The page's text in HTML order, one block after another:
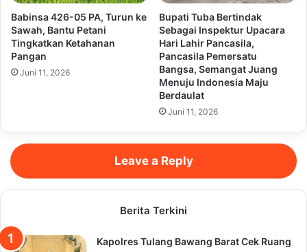
Babinsa 426-05 PA, Turun ke
Sawah, Bantu Petani
Tingkatkan Ketahanan
Pangan
Juni 11, 2026
Bupati Tuba Bertindak
Sebagai Inspektur Upacara
Hari Lahir Pancasila,
Pancasila Pemersatu
Bangsa, Semangat Juang
Menuju Indonesia Maju
Berdaulat
Juni 11, 2026
Leave a Reply
Berita Terkini
Kapolres Tulang Bawang Barat Cek Ruang